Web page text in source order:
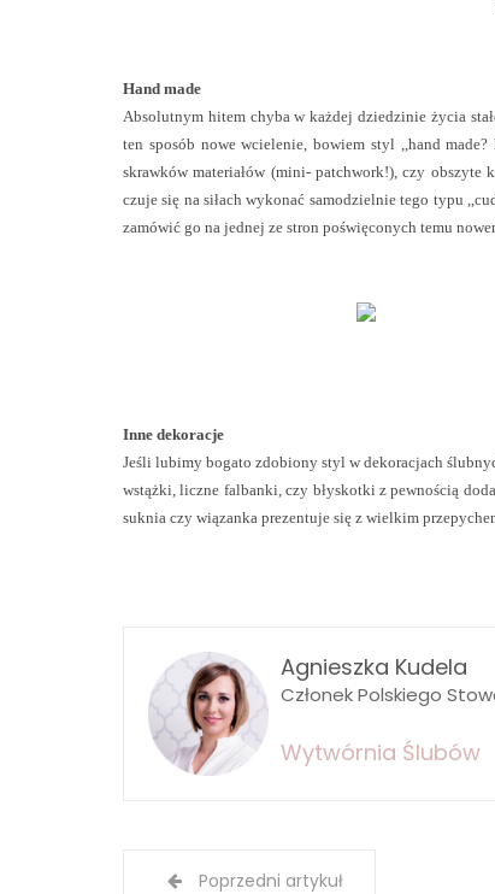
Hand made
Absolutnym hitem chyba w każdej dziedzinie życia
ten sposób nowe wcielenie, bowiem styl ,,hand
skrawków materiałów (mini- patchwork!), czy obszyte
czuje się na siłach wykonać samodzielnie tego typu
zamówić go na jednej ze stron poświęconych temu
Inne dekoracje
Jeśli lubimy bogato zdobiony styl w dekoracjach
wstążki, liczne falbanki, czy błyskotki z pewnością
suknia czy wiązanka prezentuje się z wielkim
Agnieszka Kudela
Członek Polskiego
Wytwórnia Ślubów
Poprzedni artykuł